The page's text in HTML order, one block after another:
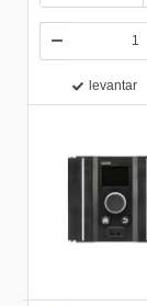
levantar